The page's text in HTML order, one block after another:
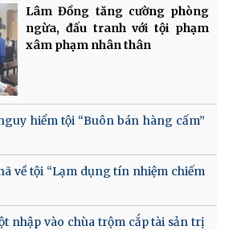
Lâm Đồng tăng cường phòng
ngừa, đấu tranh với tội phạm
xâm phạm nhân thân
hiểm tội “Buôn bán hàng cấm”
về tội “Lạm dụng tín nhiệm chiếm
nhập vào chùa trộm cắp tài sản trị